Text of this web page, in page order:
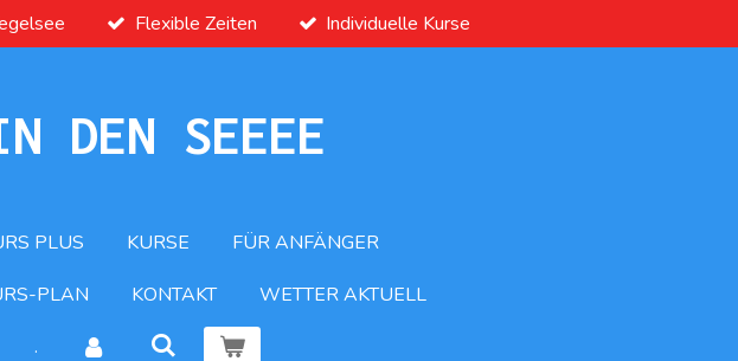
Flexible Zeiten Individuelle Kurse
DEN SEEEE
PLUS KURSE
FÜR ANFÄNGER
PLAN KONTAKT
WETTER AKTUELL
.